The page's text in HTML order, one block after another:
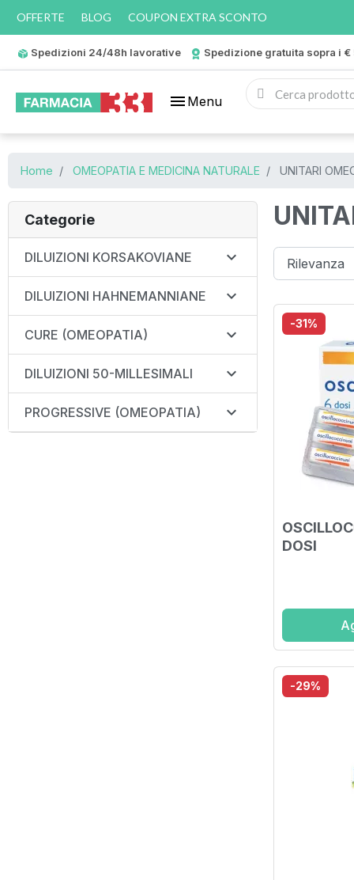
OFFERTE BLOG COUPON EXTRA SCONTO
Spedizioni 24/48h lavorative Spedizione gratuita sopra i €
menu Menu
Home OMEOPATIA E MEDICINA NATURALE UNITARI
Categorie
DILUIZIONI KORSAKOVIANE 
DILUIZIONI HAHNEMANNIANE 
CURE (OMEOPATIA) 
DILUIZIONI 50-MILLESIMALI 
PROGRESSIVE (OMEOPATIA) 
-31%
DOSI
-29%